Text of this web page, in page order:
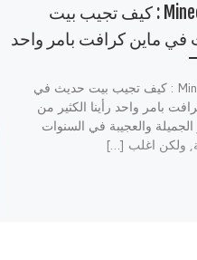
Minecraft : كيف تجيب بيت
ماين كرافت بامر واحد
Minecraft : كيف تجيب بيت حديث في
بامر واحد رأينا الكثير من
الجميلة والعجيبة في السنوات
ولكن اغلب […]